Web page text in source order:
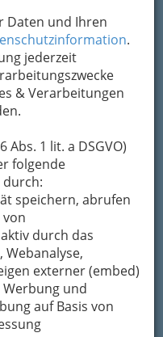
Daten und Ihren
.
jederzeit
& Verarbeitungen
1 lit. a DSGVO)
folgende
speichern, abrufen
durch das
externer (embed)
und
auf Basis von
Graz
Graz